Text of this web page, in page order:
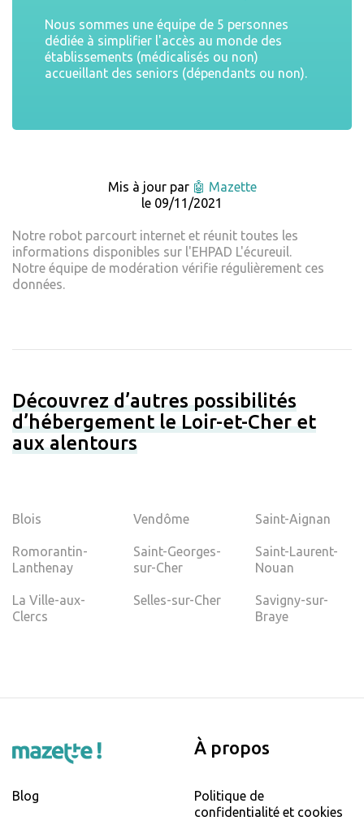
Nous sommes une équipe de 5 personnes
dédiée à simplifier l'accès au monde des
établissements (médicalisés ou non)
accueillant des seniors (dépendants ou non).
Mis à jour par 🤖 Mazette
le 09/11/2021
Notre robot parcourt internet et réunit toutes les
informations disponibles sur l'EHPAD L'écureuil.
Notre équipe de modération vérifie régulièrement ces
données.
Découvrez d’autres possibilités
d’hébergement le Loir-et-Cher et
aux alentours
Blois Vendôme Saint-Aignan
Romorantin-
Lanthenay
Saint-Georges-
sur-Cher
Saint-Laurent-
Nouan
La Ville-aux-
Clercs
Selles-sur-Cher
Savigny-sur-
Braye
Blog
À propos
Politique de
confidentialité et cookies